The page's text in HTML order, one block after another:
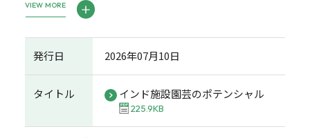
VIEW MORE
発行日 2026年07月10日
タイトル インド施設園芸のポテンシャル
225.9KB